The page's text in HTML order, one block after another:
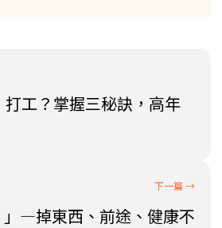
工？掌握三秘訣，高年
」—掉東西、前途、健康不